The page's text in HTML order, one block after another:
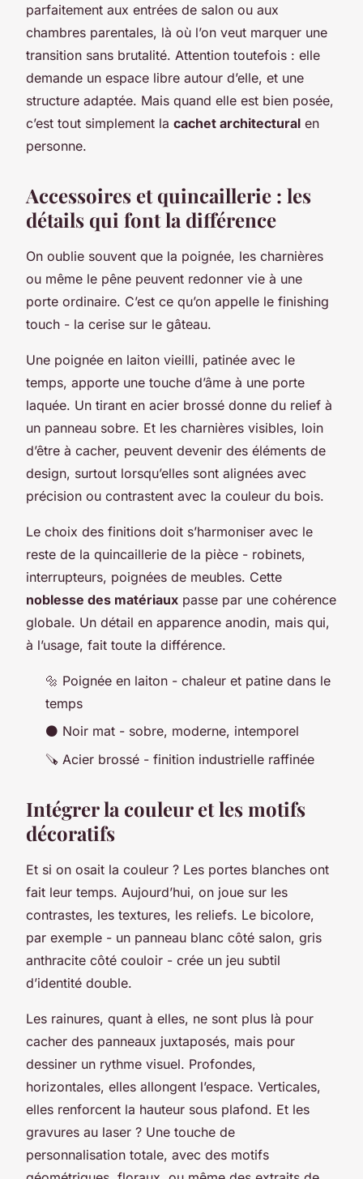
parfaitement aux entrées de salon ou aux
chambres parentales, là où l’on veut marquer une
transition sans brutalité. Attention toutefois : elle
demande un espace libre autour d’elle, et une
structure adaptée. Mais quand elle est bien posée,
c’est tout simplement la cachet architectural en
personne.
Accessoires et quincaillerie : les
détails qui font la différence
On oublie souvent que la poignée, les charnières
ou même le pêne peuvent redonner vie à une
porte ordinaire. C’est ce qu’on appelle le finishing
touch - la cerise sur le gâteau.
Une poignée en laiton vieilli, patinée avec le
temps, apporte une touche d’âme à une porte
laquée. Un tirant en acier brossé donne du relief à
un panneau sobre. Et les charnières visibles, loin
d’être à cacher, peuvent devenir des éléments de
design, surtout lorsqu’elles sont alignées avec
précision ou contrastent avec la couleur du bois.
Le choix des finitions doit s’harmoniser avec le
reste de la quincaillerie de la pièce - robinets,
interrupteurs, poignées de meubles. Cette
noblesse des matériaux passe par une cohérence
globale. Un détail en apparence anodin, mais qui,
à l’usage, fait toute la différence.
🔩 Poignée en laiton - chaleur et patine dans le
temps
⚫ Noir mat - sobre, moderne, intemporel
🪚 Acier brossé - finition industrielle raffinée
Intégrer la couleur et les motifs
décoratifs
Et si on osait la couleur ? Les portes blanches ont
fait leur temps. Aujourd’hui, on joue sur les
contrastes, les textures, les reliefs. Le bicolore,
par exemple - un panneau blanc côté salon, gris
anthracite côté couloir - crée un jeu subtil
d’identité double.
Les rainures, quant à elles, ne sont plus là pour
cacher des panneaux juxtaposés, mais pour
dessiner un rythme visuel. Profondes,
horizontales, elles allongent l’espace. Verticales,
elles renforcent la hauteur sous plafond. Et les
gravures au laser ? Une touche de
personnalisation totale, avec des motifs